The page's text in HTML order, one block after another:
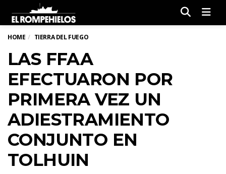
HOME TIERRA DEL FUEGO
LAS FFAA
EFECTUARON POR
PRIMERA VEZ UN
ADIESTRAMIENTO
CONJUNTO EN
TOLHUIN